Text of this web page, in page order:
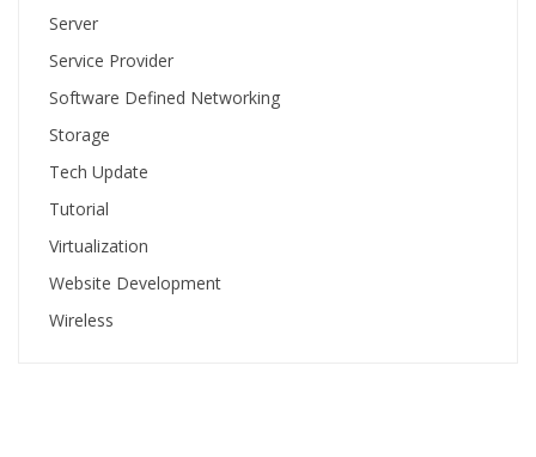
Server
Service Provider
Software Defined Networking
Storage
Tech Update
Tutorial
Virtualization
Website Development
Wireless